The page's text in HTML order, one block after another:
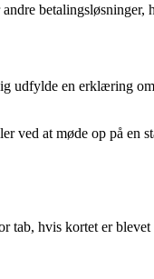
betalingsløsninger,
udfylde en erklæring
ved at møde op på en
hvis kortet er